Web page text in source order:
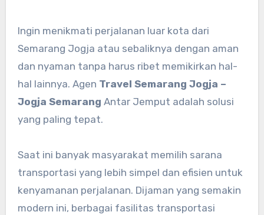
Ingin menikmati perjalanan luar kota dari
Semarang Jogja atau sebaliknya dengan aman
dan nyaman tanpa harus ribet memikirkan hal-
hal lainnya. Agen Travel Semarang Jogja –
Jogja Semarang Antar Jemput adalah solusi
yang paling tepat.
Saat ini banyak masyarakat memilih sarana
transportasi yang lebih simpel dan efisien untuk
kenyamanan perjalanan. Dijaman yang semakin
modern ini, berbagai fasilitas transportasi